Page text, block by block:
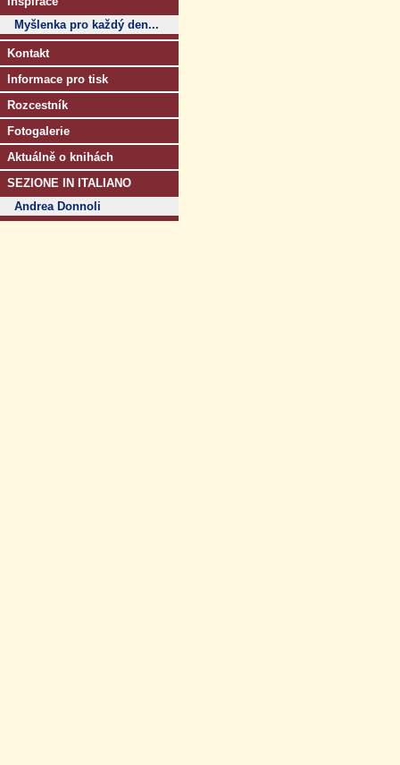
Myšlenka pro každý den...
Kontakt
Informace pro tisk
Rozcestník
Fotogalerie
Aktuálně o knihách
SEZIONE IN ITALIANO
Andrea Donnoli